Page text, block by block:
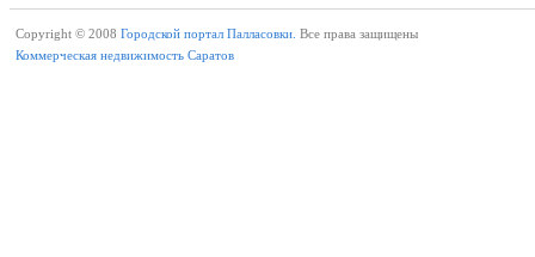
Copyright © 2008 Городской портал Палласовки. Все права защищены
Коммерческая недвижимость Саратов